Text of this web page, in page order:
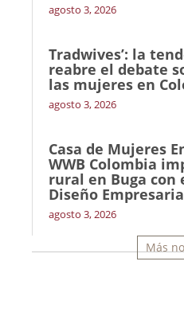
agosto 3, 2026
Tradwives’: la
reabre el debate
las mujeres en
agosto 3, 2026
Casa de Mujeres
WWB Colombia
rural en Buga con
Diseño
agosto 3, 2026
Más